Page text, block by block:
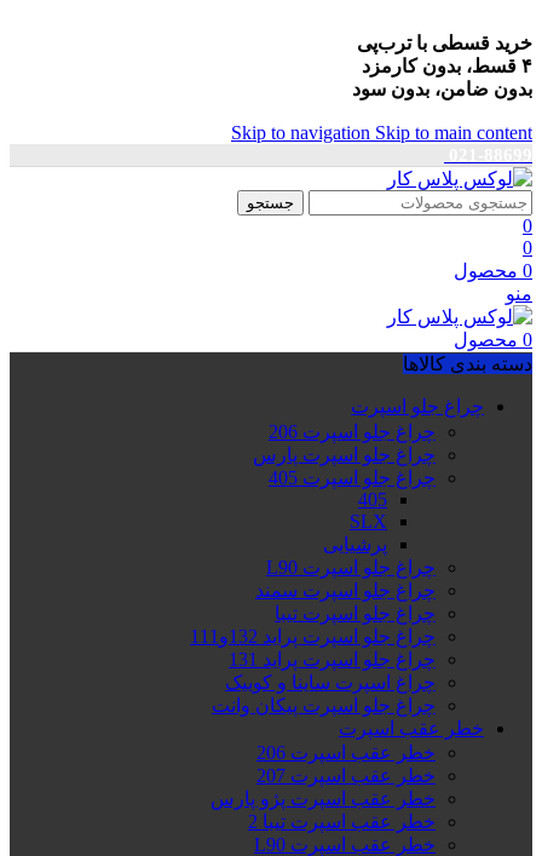
خرید قسطی با ترب‌پی
۴ قسط، بدون کارمزد
بدون ضامن، بدون سود
Skip to navigation Skip to main content
جستجو
0
0
0 محصول
منو
0 محصول
دسته بندی کالاها
چراغ جلو اسپرت
چراغ جلو اسپرت 206
چراغ جلو اسپرت پارس
چراغ جلو اسپرت 405
405
SLX
پرشیایی
چراغ جلو اسپرت L90
چراغ جلو اسپرت سمند
چراغ جلو اسپرت تیبا
چراغ جلو اسپرت پراید 132و111
چراغ جلو اسپرت پراید 131
چراغ اسپرت ساینا و کوییک
چراغ جلو اسپرت پیکان وانت
خطر عقب اسپرت
خطر عقب اسپرت 206
خطر عقب اسپرت 207
خطر عقب اسپرت پژو پارس
خطر عقب اسپرت تیبا 2
خطر عقب اسپرت L90